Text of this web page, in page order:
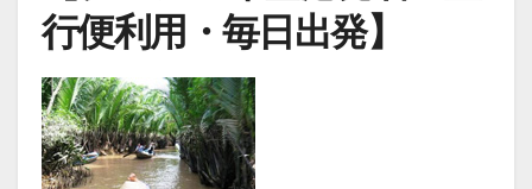
行便利用・毎日出発】